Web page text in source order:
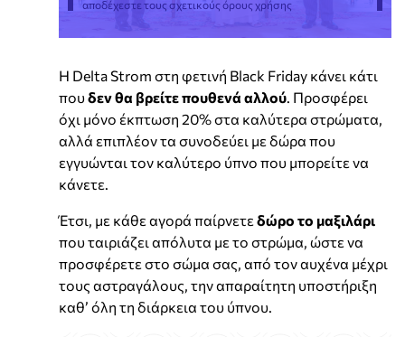
αποδέχεστε τους σχετικούς όρους χρήσης
Η Delta Strom στη φετινή Black Friday κάνει κάτι
πουδεν θα βρείτε πουθενά αλλού . Προσφέρει
όχι μόνο έκπτωση 20% στα καλύτερα στρώματα,
αλλά επιπλέον τα συνοδεύει με δώρα που
εγγυώνται τον καλύτερο ύπνο που μπορείτε να
κάνετε.
Έτσι, με κάθε αγορά παίρνετε δώρο το μαξιλάρι
που ταιριάζει απόλυτα με το στρώμα, ώστε να
προσφέρετε στο σώμα σας, από τον αυχένα μέχρι
τους αστραγάλους, την απαραίτητη υποστήριξη
καθ’ όλη τη διάρκεια του ύπνου.